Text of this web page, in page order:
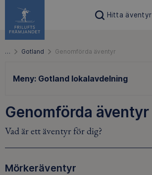
Hitta äventyr
… Gotland Genomförda äventyr
Meny: Gotland lokalavdelning
Genomförda äventyr
Vad är ett äventyr för dig?
Mörkeräventyr